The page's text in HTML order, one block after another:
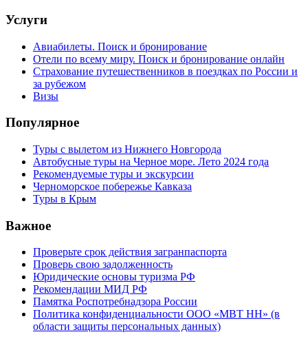
Услуги
Авиабилеты. Поиск и бронирование
Отели по всему миру. Поиск и бронирование онлайн
Страхование путешественников в поездках по России и
за рубежом
Визы
Популярное
Туры с вылетом из Нижнего Новгорода
Автобусные туры на Черное море. Лето 2024 года
Рекомендуемые туры и экскурсии
Черноморское побережье Кавказа
Туры в Крым
Важное
Проверьте срок действия загранпаспорта
Проверь свою задолженность
Юридические основы туризма РФ
Рекомендации МИД РФ
Памятка Роспотребнадзора России
Политика конфиденциальности ООО «МВТ НН» (в
области защиты персональных данных)